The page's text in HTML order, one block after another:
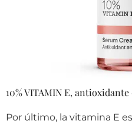
10% VITAMIN E,
Por último, la vitamina E